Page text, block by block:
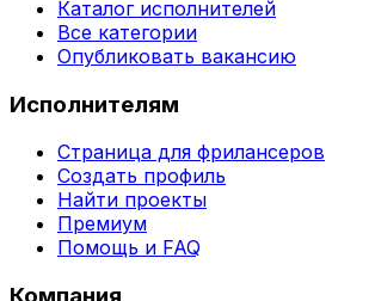
Каталог исполнителей
Все категории
Опубликовать вакансию
Исполнителям
Страница для фрилансеров
Создать профиль
Найти проекты
Премиум
Помощь и FAQ